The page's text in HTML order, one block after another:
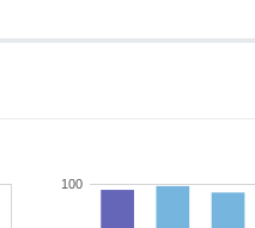
100